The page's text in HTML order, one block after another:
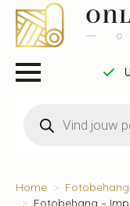
zoeken
Home Fotobehang
Fotobehang –